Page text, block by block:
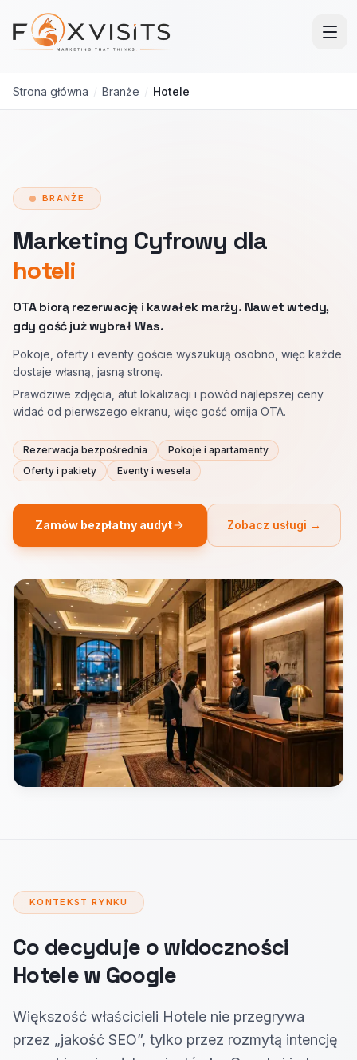
Przejdź do treści głównej
Strona główna / Branże / Hotele
BRANŻE
Marketing Cyfrowy dla
hoteli
OTA biorą rezerwację i kawałek marży. Nawet wtedy,
gdy gość już wybrał Was.
Pokoje, oferty i eventy goście wyszukują osobno, więc każde
dostaje własną, jasną stronę.
Prawdziwe zdjęcia, atut lokalizacji i powód najlepszej ceny
widać od pierwszego ekranu, więc gość omija OTA.
Rezerwacja bezpośrednia
Pokoje i apartamenty
Oferty i pakiety
Eventy i wesela
Zamów bezpłatny audyt Zobacz usługi →
KONTEKST RYNKU
Co decyduje o widoczności
Hotele w Google
Większość właścicieli Hotele nie przegrywa
przez „jakość SEO”, tylko przez rozmytą intencję